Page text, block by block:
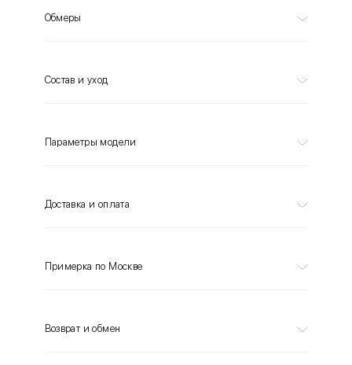
Обмеры
Состав и уход
Параметры модели
Доставка и оплата
Примерка по Москве
Возврат и обмен